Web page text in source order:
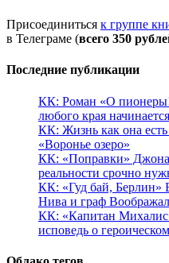
Присоединиться к группе
в Телеграме (всего 350
Последние публикации
КК: Роман «О
любого края
КК: Жизнь как она
«Воронье озеро»
КК: «Поправки»
реальности срочно
КК: «Гуд бай, Берлин»
Нива и граф
КК: «Капитан
исповедь о